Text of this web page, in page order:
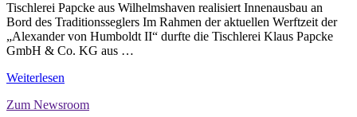
Tischlerei Papcke aus Wilhelmshaven realisiert Innenausbau an
Bord des Traditionsseglers Im Rahmen der aktuellen Werftzeit der
„Alexander von Humboldt II“ durfte die Tischlerei Klaus Papcke
GmbH & Co. KG aus …
Weiterlesen
Zum Newsroom